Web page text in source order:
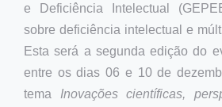
e Deficiência Intelectual
sobre deficiência intelectual e
Esta será a segunda edição do
entre os dias 06 e 10 de
tema Inovações científicas,